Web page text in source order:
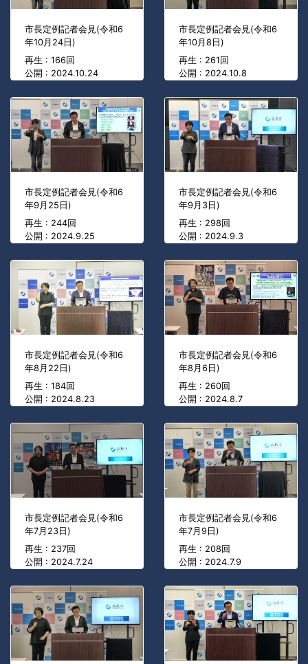
市長定例記者会見(令和6
年10月24日)
再生 : 166回
公開 : 2024.10.24
市長定例記者会見(令和6
年10月8日)
再生 : 261回
公開 : 2024.10.8
市長定例記者会見(令和6
年9月25日)
再生 : 244回
公開 : 2024.9.25
市長定例記者会見(令和6
年9月3日)
再生 : 298回
公開 : 2024.9.3
市長定例記者会見(令和6
年8月22日)
再生 : 184回
公開 : 2024.8.23
市長定例記者会見(令和6
年8月6日)
再生 : 260回
公開 : 2024.8.7
市長定例記者会見(令和6
年7月23日)
再生 : 237回
公開 : 2024.7.24
市長定例記者会見(令和6
年7月9日)
再生 : 208回
公開 : 2024.7.9